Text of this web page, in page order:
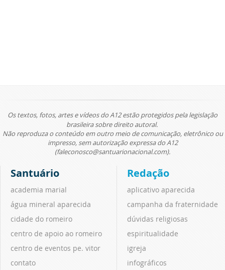
Os textos, fotos, artes e vídeos do A12 estão protegidos pela legislação
brasileira sobre direito autoral.
Não reproduza o conteúdo em outro meio de comunicação, eletrônico ou
impresso, sem autorização expressa do A12
(faleconosco@santuarionacional.com).
Santuário
academia marial
água mineral aparecida
cidade do romeiro
centro de apoio ao romeiro
centro de eventos pe. vitor
contato
Redação
aplicativo aparecida
campanha da fraternidade
dúvidas religiosas
espiritualidade
igreja
infográficos